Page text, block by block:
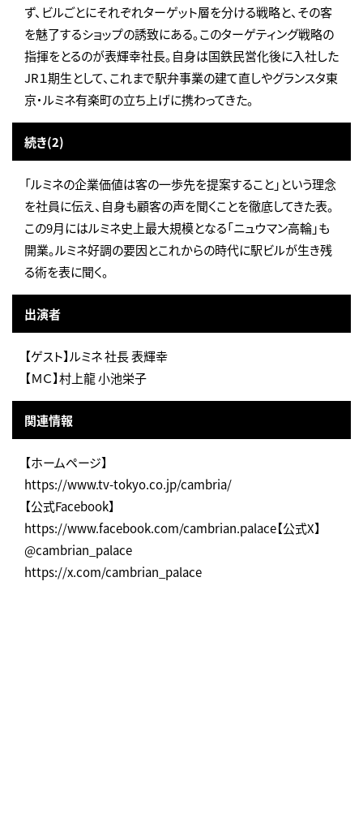
ず、ビルごとにそれぞれターゲット層を分ける戦略と、その客
を魅了するショップの誘致にある。このターゲティング戦略の
指揮をとるのが表輝幸社長。自身は国鉄民営化後に入社した
JR１期生として、これまで駅弁事業の建て直しやグランスタ東
京・ルミネ有楽町の立ち上げに携わってきた。
続き(2)
「ルミネの企業価値は客の一歩先を提案すること」という理念
を社員に伝え、自身も顧客の声を聞くことを徹底してきた表。
この9月にはルミネ史上最大規模となる「ニュウマン高輪」も
開業。ルミネ好調の要因とこれからの時代に駅ビルが生き残
る術を表に聞く。
出演者
【ゲスト】ルミネ 社長 表輝幸
【ＭＣ】村上龍 小池栄子
関連情報
【ホームページ】
https://www.tv-tokyo.co.jp/cambria/
【公式Facebook】
https://www.facebook.com/cambrian.palace【公式X】
@cambrian_palace
https://x.com/cambrian_palace